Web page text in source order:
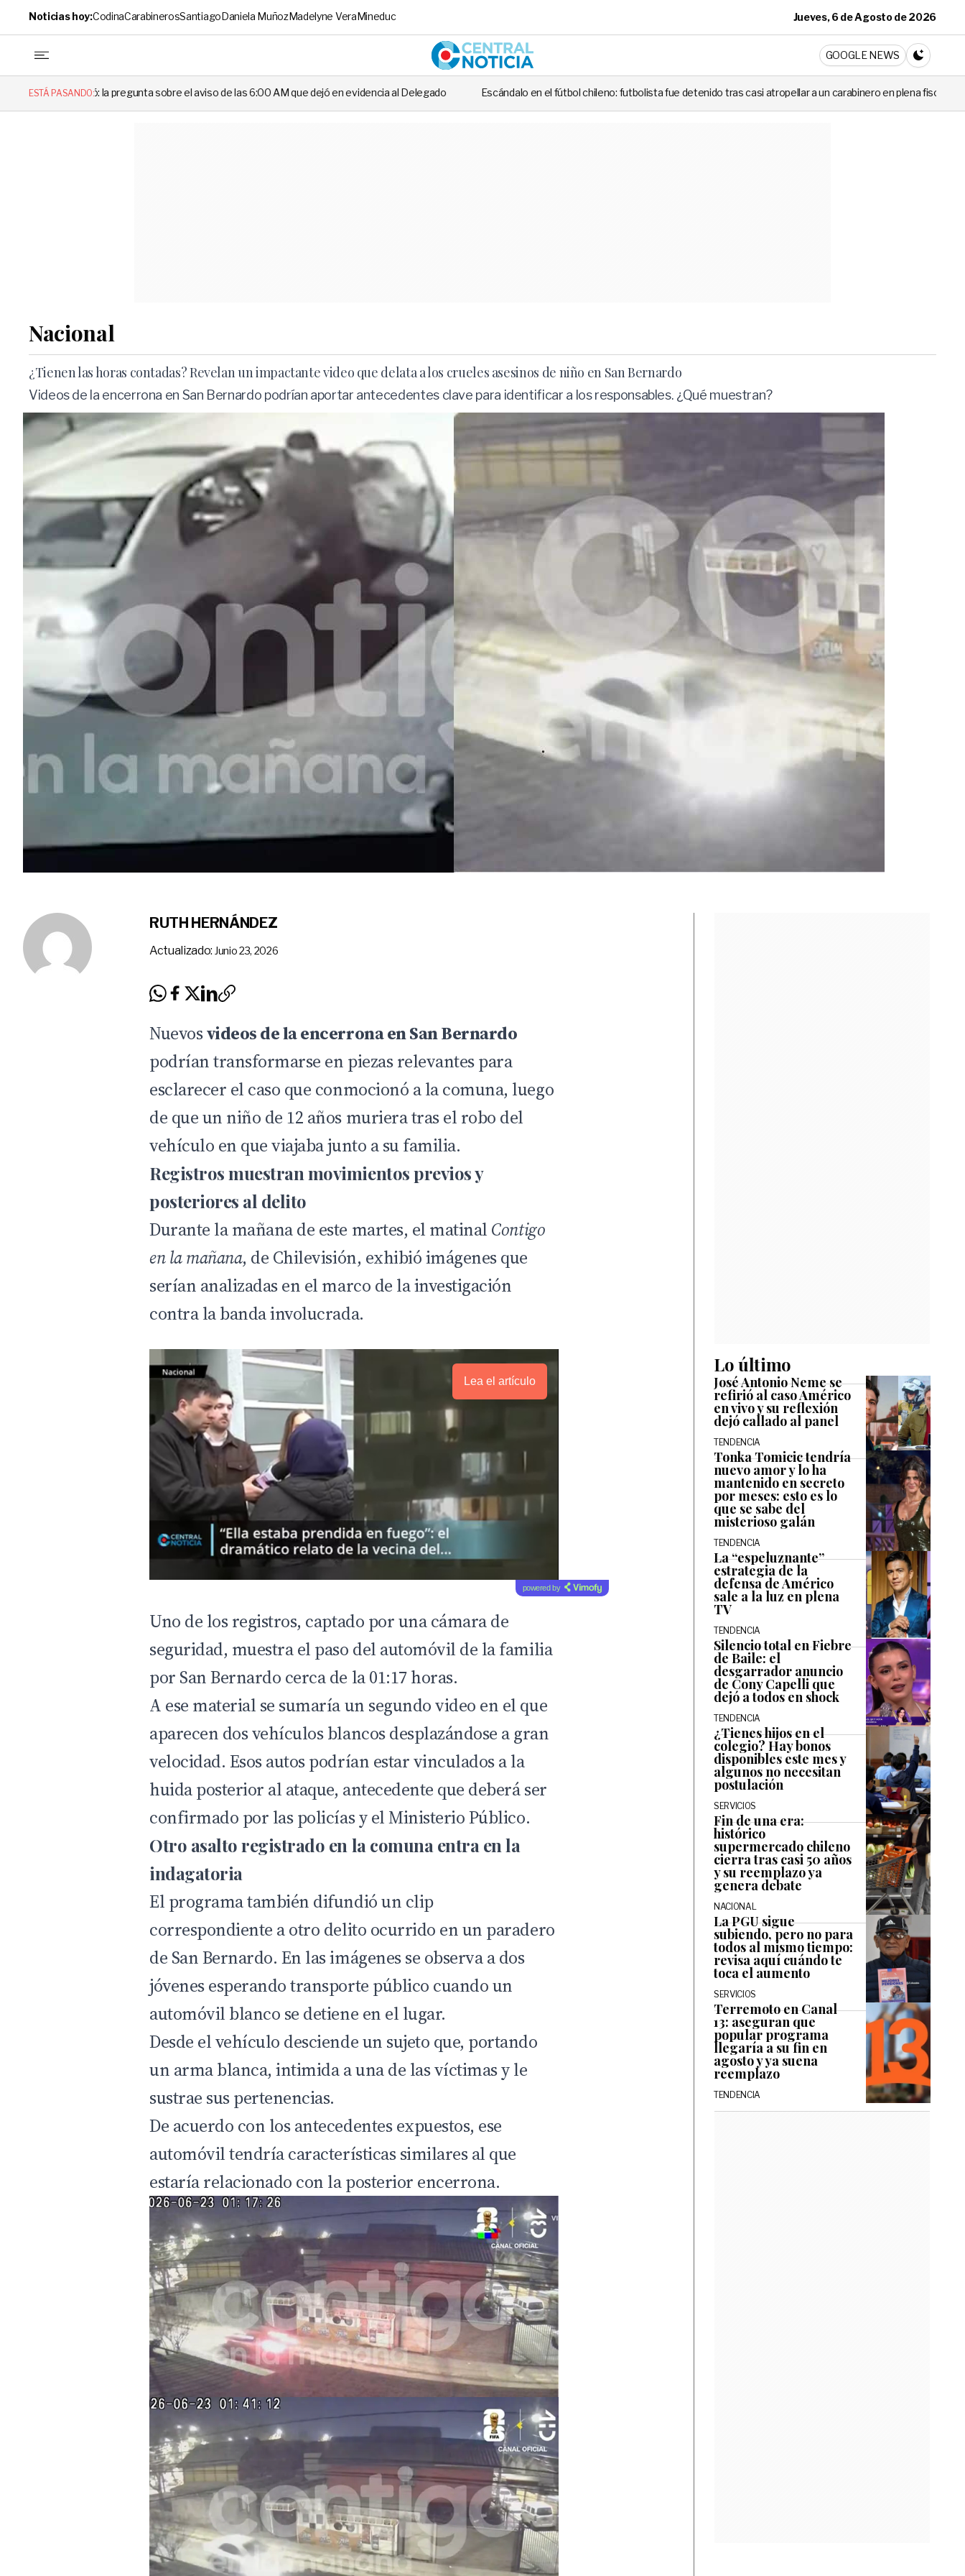
Noticias hoy:CodinaCarabinerosSantiagoDaniela MuñozMadelyne VeraMineduc Jueves, 6 de Agosto de 2026
Central Noticia
GOOGLE NEWS
CAMBIA A
ESTÁ PASANDO:
pregunta sobre el aviso de las 6:00 AM que dejó en evidencia al Delegado Escándalo en el fútbol chileno: futbolista fue detenido tras casi atropellar a un carabinero en plena fiscalización Cortes de
Nacional
¿Tienen las horas contadas? Revelan un impactante video que delata a los crueles asesinos de niño en San Bernardo
Videos de la encerrona en San Bernardo podrían aportar antecedentes clave para identificar a los responsables. ¿Qué muestran?
RUTH HERNÁNDEZ
Actualizado: Junio 23, 2026
Nuevosvideos de la encerrona en San Bernardo
podrían transformarse en piezas relevantes para
esclarecer el caso que conmocionó a la comuna, luego
de que un niño de 12 años muriera tras el robo del
vehículo en que viajaba junto a su familia.
Registros muestran movimientos previos y
posteriores al delito
Durante la mañana de este martes, el matinal Contigo
en la mañana, de Chilevisión, exhibió imágenes que
serían analizadas en el marco de la investigación
contra la banda involucrada.
Lea el artículo
powered by
Uno de los registros, captado por una cámara de
seguridad, muestra el paso del automóvil de la familia
por San Bernardo cerca de la 01:17 horas.
A ese material se sumaría un segundo video en el que
aparecen dos vehículos blancos desplazándose a gran
velocidad. Esos autos podrían estar vinculados a la
huida posterior al ataque, antecedente que deberá ser
confirmado por las policías y el Ministerio Público.
Otro asalto registrado en la comuna entra en la
indagatoria
El programa también difundió un clip
correspondiente a otro delito ocurrido en un paradero
de San Bernardo. En las imágenes se observa a dos
jóvenes esperando transporte público cuando un
automóvil blanco se detiene en el lugar.
Desde el vehículo desciende un sujeto que, portando
un arma blanca, intimida a una de las víctimas y le
sustrae sus pertenencias.
De acuerdo con los antecedentes expuestos, ese
automóvil tendría características similares al que
estaría relacionado con la posterior encerrona.
Lo último
José Antonio Neme se
refirió al caso Américo
en vivo y su reflexión
dejó callado al panel
TENDENCIA
Tonka Tomicic tendría
nuevo amor y lo ha
mantenido en secreto
por meses: esto es lo
que se sabe del
misterioso galán
TENDENCIA
La “espeluznante”
estrategia de la
defensa de Américo
sale a la luz en plena
TV
TENDENCIA
Silencio total en Fiebre
de Baile: el
desgarrador anuncio
de Cony Capelli que
dejó a todos en shock
TENDENCIA
¿Tienes hijos en el
colegio? Hay bonos
disponibles este mes y
algunos no necesitan
postulación
SERVICIOS
Fin de una era:
histórico
supermercado chileno
cierra tras casi 50 años
y su reemplazo ya
genera debate
NACIONAL
La PGU sigue
subiendo, pero no para
todos al mismo tiempo:
revisa aquí cuándo te
toca el aumento
SERVICIOS
Terremoto en Canal
13: aseguran que
popular programa
llegaría a su fin en
agosto y ya suena
reemplazo
TENDENCIA